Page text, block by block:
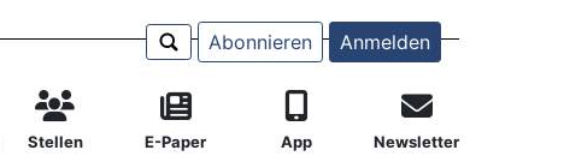
Abonnieren Anmelden
Stellen E-Paper App Newsletter